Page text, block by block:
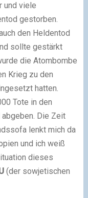
und viele
gestorben.
den Heldentod
sollte gestärkt
die Atombombe
Krieg zu den
hatten.
Tote in den
Die Zeit
lenkt mich da
und ich weiß
dieses
(der sowjetischen